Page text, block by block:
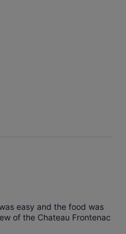
easy and the food was
of the Chateau Frontenac